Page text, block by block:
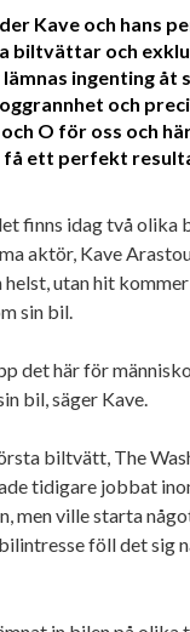
Kave och hans
biltvättar och
ingenting åt
och
O för oss och
ett perfekt
finns idag två olika
aktör, Kave
utan hit
sin bil.
det här för
bil, säger Kave.
biltvätt, The
tidigare jobbat
men ville starta
föll det sig